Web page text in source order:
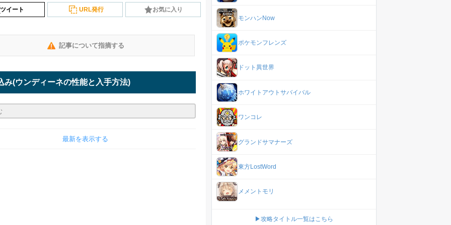
ツイート URL発行 お気に入り
記事について指摘する
み(ウンディーネの性能と入手方法)
最新を表示する
モンハンNow
ポケモンフレンズ
ドット異世界
ホワイトアウトサバイバル
ワンコレ
グランドサマナーズ
東方LostWord
メメントモリ
▶攻略タイトル一覧はこちら